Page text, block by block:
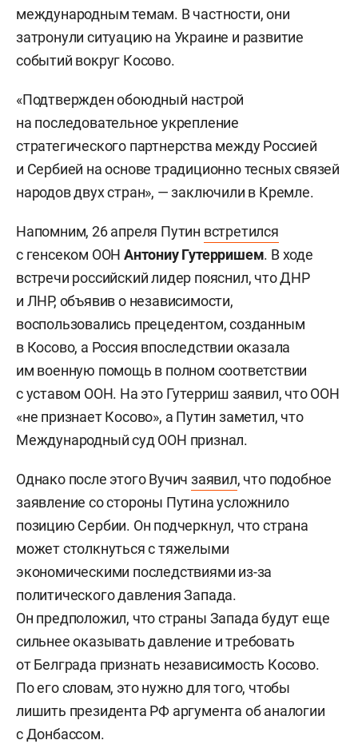
международным темам. В частности, они
затронули ситуацию на Украине и развитие
событий вокруг Косово.
«Подтвержден обоюдный настрой
на последовательное укрепление
стратегического партнерства между Россией
и Сербией на основе традиционно тесных связей
народов двух стран», — заключили в Кремле.
Напомним, 26 апреля Путин встретился
с генсеком ООНАнтониу Гутерришем. В ходе
встречи российский лидер пояснил, что ДНР
и ЛНР, объявив о независимости,
воспользовались прецедентом, созданным
в Косово, а Россия впоследствии оказала
им военную помощь в полном соответствии
с уставом ООН. На это Гутерриш заявил, что ООН
«не признает Косово», а Путин заметил, что
Международный суд ООН признал.
Однако после этого Вучичзаявил, что подобное
заявление со стороны Путина усложнило
позицию Сербии. Он подчеркнул, что страна
может столкнуться с тяжелыми
экономическими последствиями из-за
политического давления Запада.
Он предположил, что страны Запада будут еще
сильнее оказывать давление и требовать
от Белграда признать независимость Косово.
По его словам, это нужно для того, чтобы
лишить президента РФ аргумента об аналогии
с Донбассом.